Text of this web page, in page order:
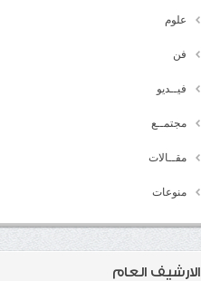
علوم
فن
فيــديو
مجتمــع
مقــالات
منوعات
الارشيف العام